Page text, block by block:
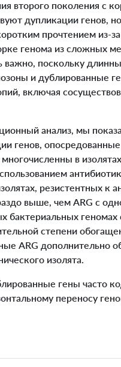
второго поколения с
дупликации генов,
прочтением из-
генома из сложных
поскольку
и дублированные
включая
анализ, мы
генов,
в
резистентных к
выше, чем ARG с
бактериальных геномах
степени
ARG дополнительно
изолята.
гены часто
переносу